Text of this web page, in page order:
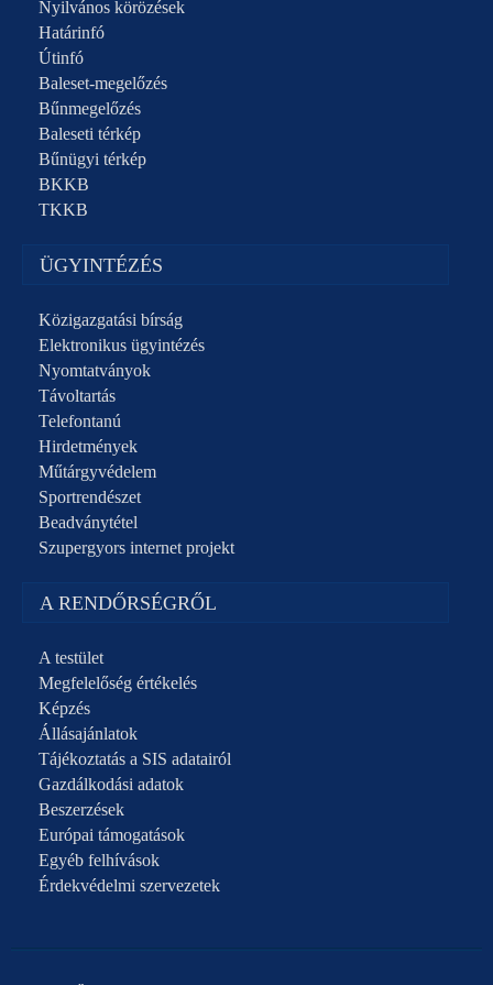
Nyilvános körözések
Határinfó
Útinfó
Baleset-megelőzés
Bűnmegelőzés
Baleseti térkép
Bűnügyi térkép
BKKB
TKKB
ÜGYINTÉZÉS
Közigazgatási bírság
Elektronikus ügyintézés
Nyomtatványok
Távoltartás
Telefontanú
Hirdetmények
Műtárgyvédelem
Sportrendészet
Beadványtétel
Szupergyors internet projekt
A RENDŐRSÉGRŐL
A testület
Megfelelőség értékelés
Képzés
Állásajánlatok
Tájékoztatás a SIS adatairól
Gazdálkodási adatok
Beszerzések
Európai támogatások
Egyéb felhívások
Érdekvédelmi szervezetek